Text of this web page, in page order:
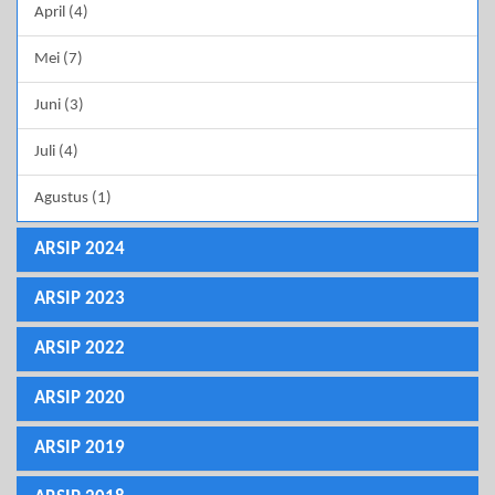
April (4)
Mei (7)
Juni (3)
Juli (4)
Agustus (1)
ARSIP 2024
ARSIP 2023
ARSIP 2022
ARSIP 2020
ARSIP 2019